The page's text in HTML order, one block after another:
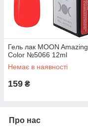
Гель лак MOON Amazing
Color №5066 12ml
Немає в наявності
159 ₴
Про нас